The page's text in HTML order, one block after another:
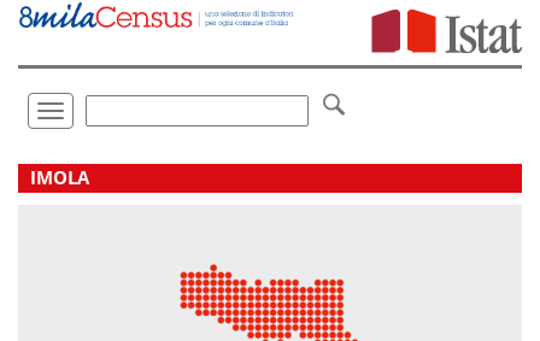
Vai
direttamente
Toggle
navigation
.
IMOLA